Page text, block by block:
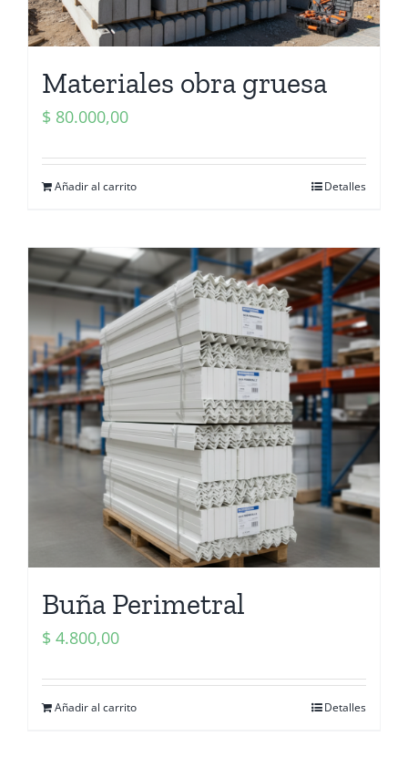
Materiales obra gruesa
$ 80.000,00
Añadir al carrito Detalles
Buña Perimetral
$ 4.800,00
Añadir al carrito Detalles